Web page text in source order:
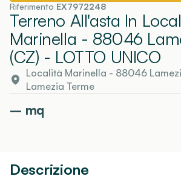
Riferimento EX7972248
Terreno All'asta In
Marinella - 88046
(CZ) - LOTTO UNICO
Località Marinella - 88046
Lamezia Terme
– mq
Descrizione